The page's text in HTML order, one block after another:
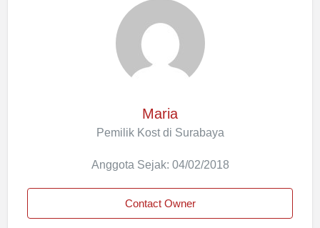
Maria
Pemilik Kost di Surabaya
Anggota Sejak: 04/02/2018
Contact Owner